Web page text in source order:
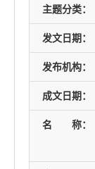
主题分类：
发文日期：
发布机构：
成文日期：
名 称：